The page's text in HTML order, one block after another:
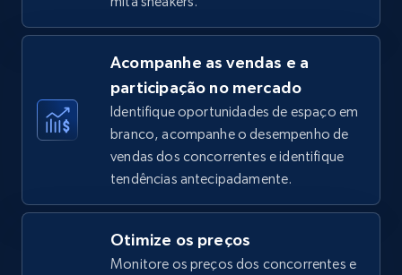
5.6K+ 878+ Comece agora
TikTok Shop
URL, Title, Available, Description, Currency, Initial
price, Final price, Discount percent, and more.
5.4K+ 668+ Comece agora
Acompanhe as vendas e a
participação no mercado
Identifique oportunidades de espaço em
branco, acompanhe o desempenho de
vendas dos concorrentes e identifique
tendências antecipadamente.
Otimize os preços
Monitore os preços dos concorrentes e